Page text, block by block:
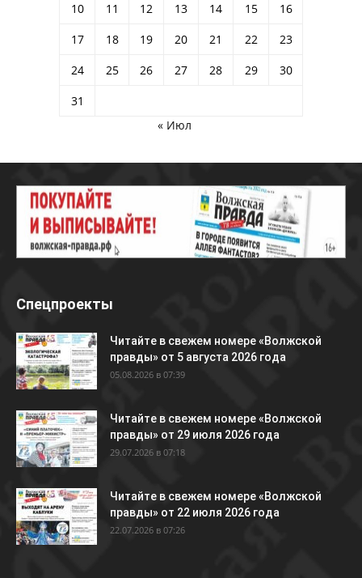
10
11 12 13 14 15
16
17
18 19 20 21 22
23
24
25 26 27 28 29
30
31
« Июл
Спецпроекты
Читайте в свежем номере «Волжской
правды» от 5 августа 2026 года
05.08.2026 в 07:39
Читайте в свежем номере «Волжской
правды» от 29 июля 2026 года
29.07.2026 в 07:18
Читайте в свежем номере «Волжской
правды» от 22 июля 2026 года
22.07.2026 в 07:26